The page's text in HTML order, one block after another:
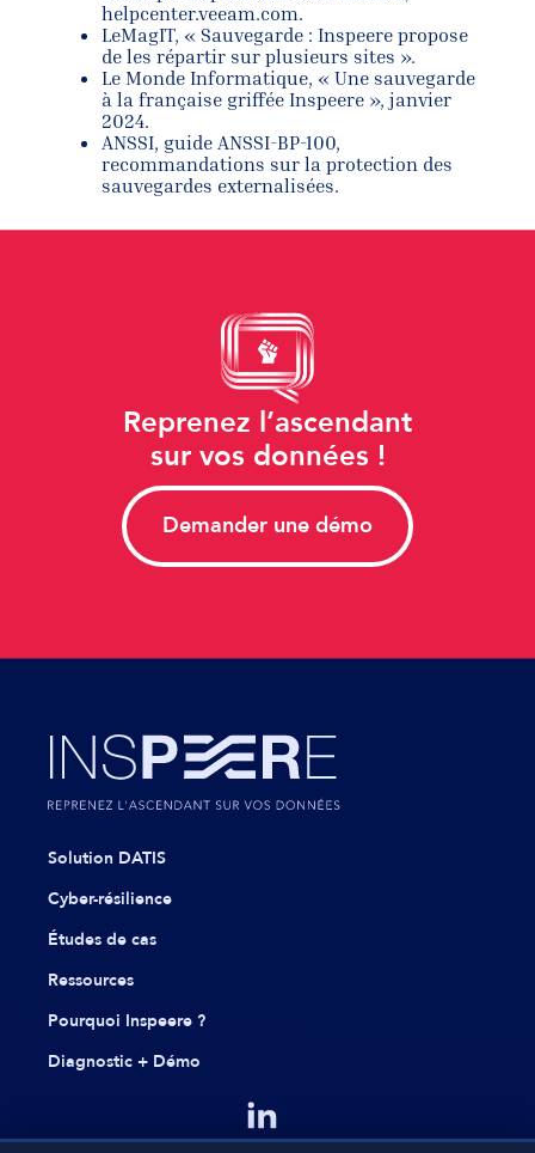
helpcenter.veeam.com.
LeMagIT, « Sauvegarde : Inspeere propose
de les répartir sur plusieurs sites ».
Le Monde Informatique, « Une sauvegarde
à la française griffée Inspeere », janvier
2024.
ANSSI, guide ANSSI-BP-100,
recommandations sur la protection des
sauvegardes externalisées.
Reprenez l’ascendant
sur vos données !
Demander une démo
Solution DATIS
Cyber-résilience
Études de cas
Ressources
Pourquoi Inspeere ?
Diagnostic + Démo
Linkedin